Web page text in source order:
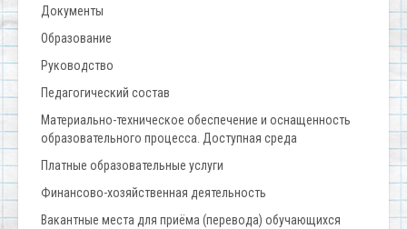
Документы
Образование
Руководство
Педагогический состав
Материально-техническое обеспечение и оснащенность
образовательного процесса. Доступная среда
Платные образовательные услуги
Финансово-хозяйственная деятельность
Вакантные места для приёма (перевода) обучающихся